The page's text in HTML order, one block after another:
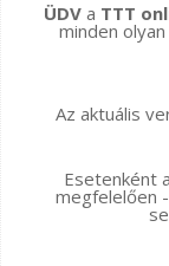
ÜDV a TTT
minden
Az aktuális
Esetenként
megfelelően